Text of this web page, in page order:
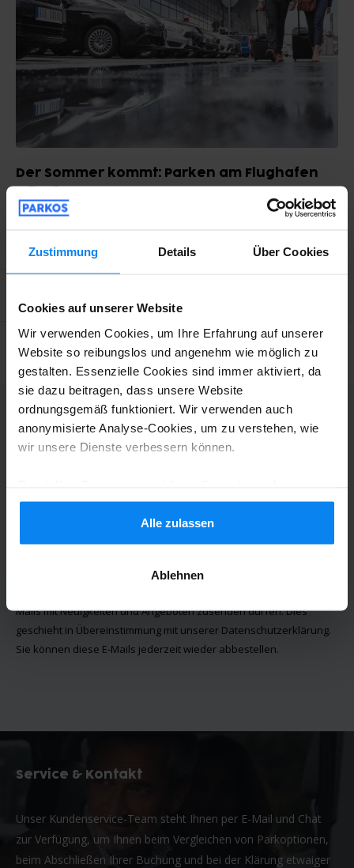
Zustimmung Details Über Cookies
Cookies auf unserer Website
Wir verwenden Cookies, um Ihre Erfahrung auf unserer
Website so reibungslos und angenehm wie möglich zu
gestalten. Essenzielle Cookies sind immer aktiviert, da
sie dazu beitragen, dass unsere Website
ordnungsgemäß funktioniert. Wir verwenden auch
anonymisierte Analyse-Cookies, um zu verstehen, wie
wir unsere Dienste verbessern können.
Verwendung von Cookies gemäß den Regeln in Ihrem
Land einverstanden, können Ihre Einstellungen jedoch
jederzeit anpassen. Alle Einzelheiten finden Sie in
Alle zulassen
Ablehnen
Der Sommer kommt: Parken am Flughafen
Juni, 2023
Möchten Sie über alle Neuigkeiten
Mails mit Neuigkeiten und Angeboten zusenden dürfen. Dies
geschieht in Übereinstimmung mit unserer Datenschutzerklärung.
Sie können diese E-Mails jederzeit wieder abbestellen.
Service & Kontakt
Unser Kundenservice-Team steht Ihnen per E-Mail und Chat
zur Verfügung, um Ihnen beim Vergleichen von Parkoptionen,
beim Abschließen Ihrer Buchung und bei der Klärung etwaiger